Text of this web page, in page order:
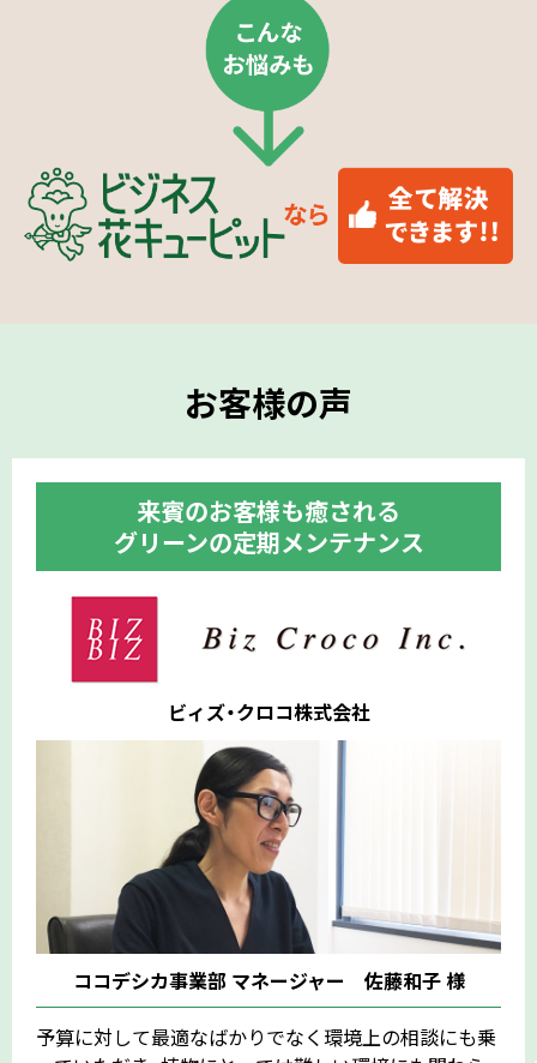
お客様の声
来賓のお客様も癒される
グリーンの定期メンテナンス
ビィズ・クロコ株式会社
ココデシカ事業部 マネージャー 佐藤和子 様
予算に対して最適なばかりでなく環境上の相談にも乗